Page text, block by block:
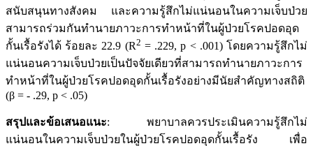
สนับสนุนทางสังคม และความรู้สึกไม่แน่นอนในความเจ็บป่วย
สามารถร่วมกันทำนายภาวะการทำหน้าที่ในผู้ป่วยโรคปอดอุด
กั้นเรื้อรังได้ ร้อยละ 22.9 (R2 = .229, p < .001) โดยความรู้สึกไม่
แน่นอนความเจ็บป่วยเป็นปัจจัยเดียวที่สามารถทำนายภาวะการ
ทำหน้าที่ในผู้ป่วยโรคปอดอุดกั้นเรื้อรังอย่างมีนัยสำคัญทางสถิติ
(β = - .29, p < .05)
สรุปและข้อเสนอแนะ: พยาบาลควรประเมินความรู้สึกไม่
แน่นอนในความเจ็บป่วยในผู้ป่วยโรคปอดอุดกั้นเรื้อรัง เพื่อ